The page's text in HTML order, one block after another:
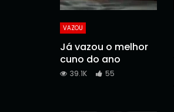
VAZOU
Já vazou o melhor
cuno do ano
39.1K 55